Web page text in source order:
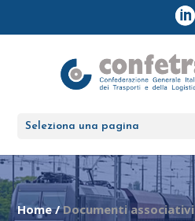
Seleziona una pagina
Home/Documenti associativi